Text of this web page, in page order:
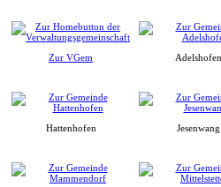
Zur VGem Adelshofen
Hattenhofen Jesenwang